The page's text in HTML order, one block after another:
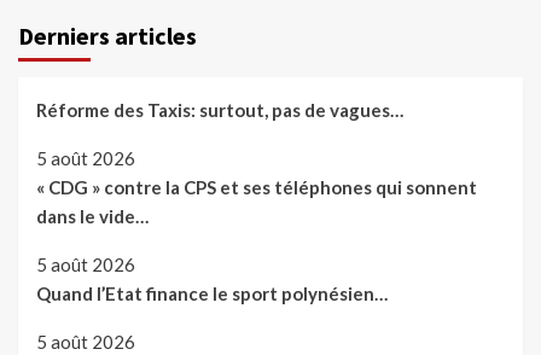
Derniers articles
Réforme des Taxis: surtout, pas de vagues…
5 août 2026
« CDG » contre la CPS et ses téléphones qui sonnent
dans le vide…
5 août 2026
Quand l’Etat finance le sport polynésien…
5 août 2026